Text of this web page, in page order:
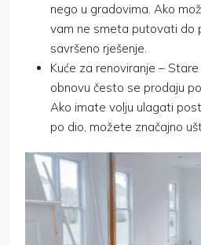
nego u gradovima. Ako
vam ne smeta putovati do
savršeno rješenje.
Kuće za renoviranje –
obnovu često se prodaju
Ako imate volju ulagati
po dio, možete značajno